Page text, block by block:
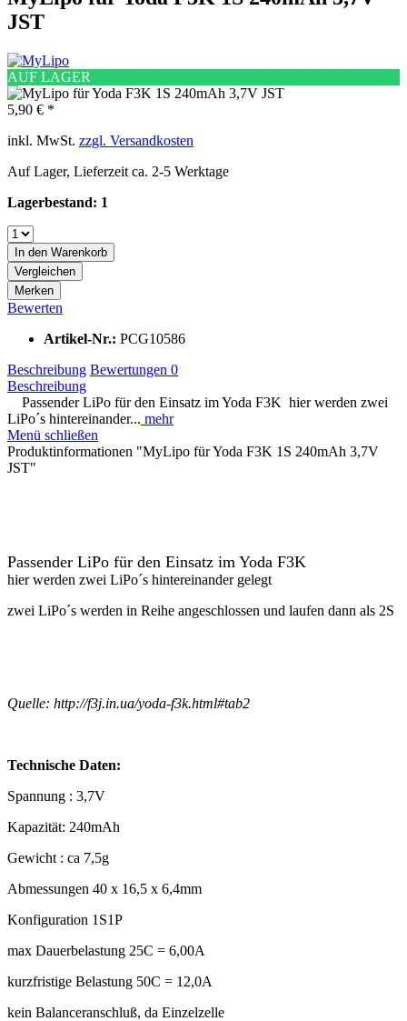
JST
AUF LAGER
5,90 € *
inkl. MwSt. zzgl. Versandkosten
Auf Lager, Lieferzeit ca. 2-5 Werktage
Lagerbestand: 1
In den Warenkorb
Vergleichen
Merken
Bewerten
Artikel-Nr.: PCG10586
Beschreibung Bewertungen 0
Beschreibung
Passender LiPo für den Einsatz im Yoda F3K hier werden zwei
LiPo´s hintereinander... mehr
Menü schließen
Produktinformationen "MyLipo für Yoda F3K 1S 240mAh 3,7V
JST"
Passender LiPo für den Einsatz im Yoda F3K
hier werden zwei LiPo´s hintereinander gelegt
zwei LiPo´s werden in Reihe angeschlossen und laufen dann als 2S
Quelle: http://f3j.in.ua/yoda-f3k.html#tab2
Technische Daten:
Spannung : 3,7V
Kapazität: 240mAh
Gewicht : ca 7,5g
Abmessungen 40 x 16,5 x 6,4mm
Konfiguration 1S1P
max Dauerbelastung 25C = 6,00A
kurzfristige Belastung 50C = 12,0A
kein Balanceranschluß, da Einzelzelle